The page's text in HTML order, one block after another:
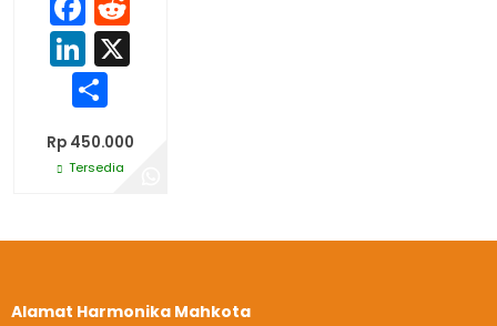
LinkedIn
Rp 450.000
Tersedia
Alamat Harmonika Mahkota